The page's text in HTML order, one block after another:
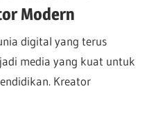
Modern
digital yang terus
media yang kuat untuk
Kreator